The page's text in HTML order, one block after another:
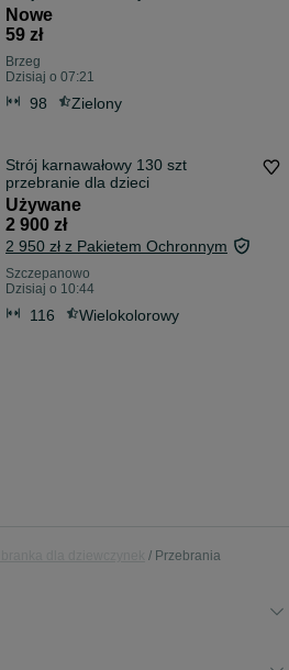
koroną
Nowe
59 zł
Brzeg
Dzisiaj o 07:21
98 Zielony
Strój karnawałowy 130 szt
przebranie dla dzieci
Używane
2 900 zł
2 950 zł z Pakietem Ochronnym
Szczepanowo
Dzisiaj o 10:44
116 Wielokolorowy
Przebrania